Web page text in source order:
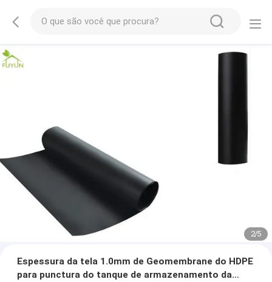
2/5
Espessura da tela 1.0mm de Geomembrane do HDPE
para punctura do tanque de armazenamento da